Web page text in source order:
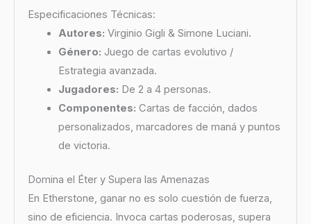
Especificaciones Técnicas:
Autores: Virginio Gigli & Simone Luciani.
Género: Juego de cartas evolutivo /
Estrategia avanzada.
Jugadores: De 2 a 4 personas.
Componentes: Cartas de facción, dados
personalizados, marcadores de maná y puntos
de victoria.
Domina el Éter y Supera las Amenazas
En Etherstone, ganar no es solo cuestión de fuerza,
sino de eficiencia. Invoca cartas poderosas, supera